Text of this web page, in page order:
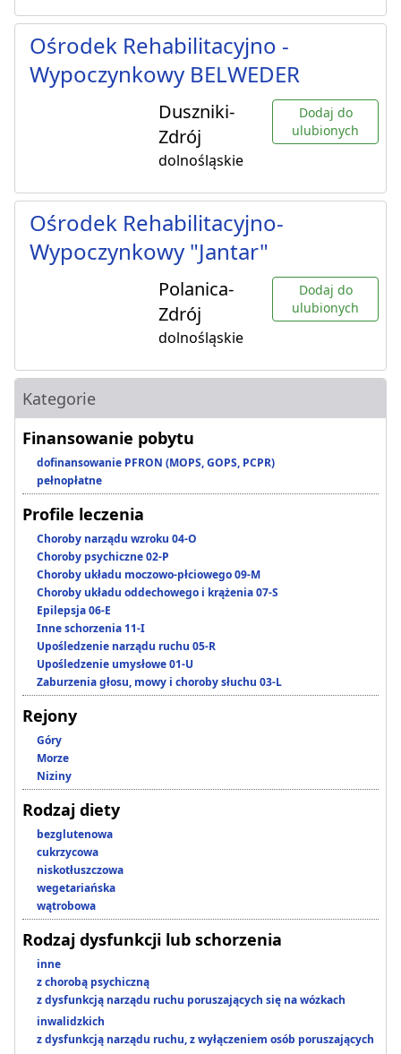
Ośrodek Rehabilitacyjno -
Wypoczynkowy BELWEDER
Duszniki-
Zdrój
dolnośląskie
Dodaj do
ulubionych
Ośrodek Rehabilitacyjno-
Wypoczynkowy "Jantar"
Polanica-
Zdrój
dolnośląskie
Dodaj do
ulubionych
Kategorie
Finansowanie pobytu
dofinansowanie PFRON (MOPS, GOPS, PCPR)
pełnopłatne
Profile leczenia
Choroby narządu wzroku 04-O
Choroby psychiczne 02-P
Choroby układu moczowo-płciowego 09-M
Choroby układu oddechowego i krążenia 07-S
Epilepsja 06-E
Inne schorzenia 11-I
Upośledzenie narządu ruchu 05-R
Upośledzenie umysłowe 01-U
Zaburzenia głosu, mowy i choroby słuchu 03-L
Rejony
Góry
Morze
Niziny
Rodzaj diety
bezglutenowa
cukrzycowa
niskotłuszczowa
wegetariańska
wątrobowa
Rodzaj dysfunkcji lub schorzenia
inne
z chorobą psychiczną
z dysfunkcją narządu ruchu poruszających się na wózkach
inwalidzkich
z dysfunkcją narządu ruchu, z wyłączeniem osób poruszających